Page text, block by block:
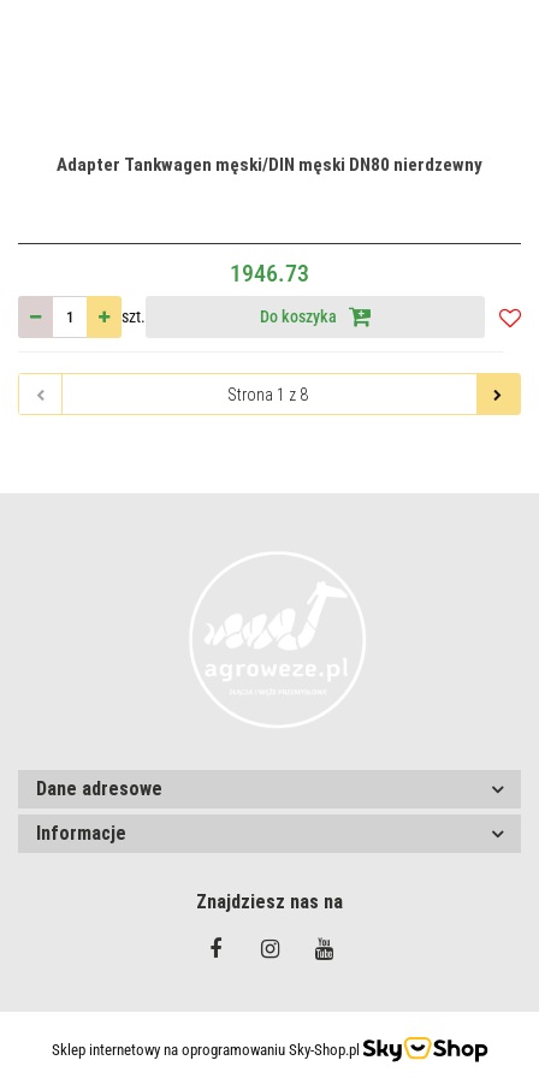
Adapter Tankwagen męski/DIN męski DN80 nierdzewny
1946.73
szt. Do koszyka
Dane adresowe
Informacje
Znajdziesz nas na
Sklep internetowy na oprogramowaniu Sky-Shop.pl